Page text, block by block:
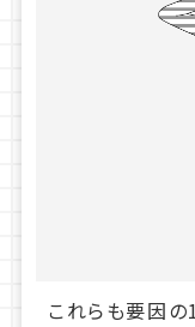
これらも要因の